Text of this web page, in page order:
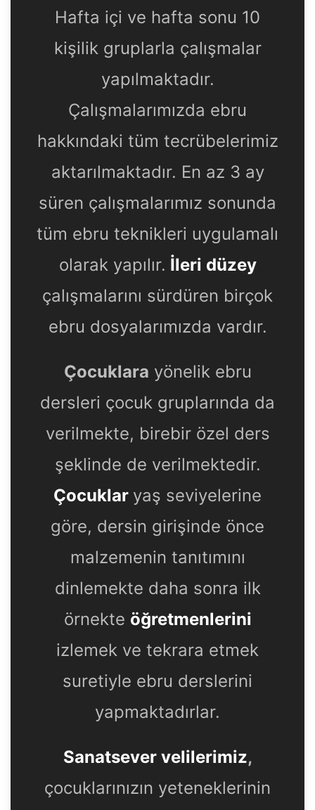
Hafta içi ve hafta sonu 10
kişilik gruplarla çalışmalar
yapılmaktadır.
Çalışmalarımızda ebru
hakkındaki tüm tecrübelerimiz
aktarılmaktadır. En az 3 ay
süren çalışmalarımız sonunda
tüm ebru teknikleri uygulamalı
olarak yapılır. İleri düzey
çalışmalarını sürdüren birçok
ebru dosyalarımızda vardır.
Çocuklara yönelik ebru
dersleri çocuk gruplarında da
verilmekte, birebir özel ders
şeklinde de verilmektedir.
Çocuklar yaş seviyelerine
göre, dersin girişinde önce
malzemenin tanıtımını
dinlemekte daha sonra ilk
örnekte öğretmenlerini
izlemek ve tekrara etmek
suretiyle ebru derslerini
yapmaktadırlar.
Sanatsever velilerimiz,
çocuklarınızın yeteneklerinin